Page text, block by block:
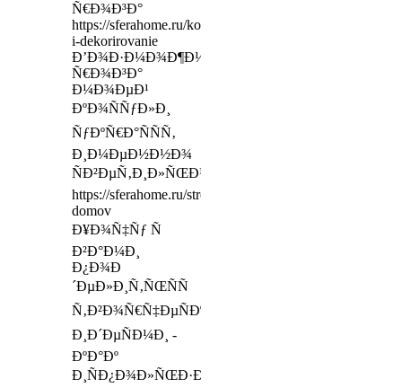
Ñ€Ð¾Ð³Ð°
https://sferahome.ru/komplektatsiya-
i-dekorirovanie
Ð’Ð¾Ð·Ð¼Ð¾Ð¶Ð½Ð¾,
Ñ€Ð¾Ð³Ð°
Ð¼Ð¾ÐµÐ¹
ÐºÐ¾ÑÑƒÐ»Ð¸
ÑƒÐºÑ€Ð°ÑÑÑ‚
Ð¸Ð¼ÐµÐ½Ð½Ð¾
ÑÐ²ÐµÑ‚Ð¸Ð»ÑŒÐ½Ð¸Ðº
https://sferahome.ru/stroitelstvo/stroitelstvo-
domov
Ð¥Ð¾Ñ‡Ñƒ Ñ
Ð²Ð°Ð¼Ð¸
Ð¿Ð¾Ð
´ÐµÐ»Ð¸Ñ‚ÑŒÑÑ
Ñ‚Ð²Ð¾Ñ€Ñ‡ÐµÑÐºÐ¸Ð¼Ð¸
Ð¸Ð´ÐµÑÐ¼Ð¸ -
ÐºÐ°Ðº
Ð¸ÑÐ¿Ð¾Ð»ÑŒÐ·Ð¾Ð²Ð°Ñ‚ÑŒ